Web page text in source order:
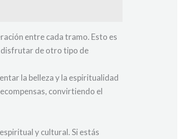
entre cada tramo. Esto es
disfrutar de otro tipo de
la belleza y la espiritualidad
convirtiendo el
y cultural. Si estás